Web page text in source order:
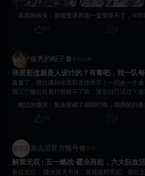
高高的砖头： 游戏登录界面一直登录不了，WIFI和流量都进
87
俊秀的帽子 常驻玩家
张星彩这盾是人设计的？有毒吧，我一队每
真服了，擂台遇到张星彩直接坐牢！一回合一个
我三个输出轮着打都破不了防。策划自己试过？
氪金？
难过的微笑： 氪金突破了就能打咯，我用的刘备
56
游点涩官方账号 官方
解禁无双 | 五一燃战·霸业再起，六大狂欢
各位主公： 烽火连天不休，英雄趁时而起。值此五一佳节，《解禁无双》特